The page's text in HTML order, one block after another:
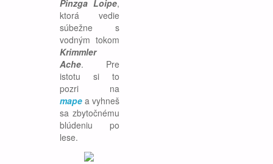
Pinzga Loipe,
ktorá vedie
súbežne s
vodným tokom
Krimmler
Ache. Pre
istotu si to
pozri na
mape a vyhneš
sa zbytočnému
blúdeniu po
lese.